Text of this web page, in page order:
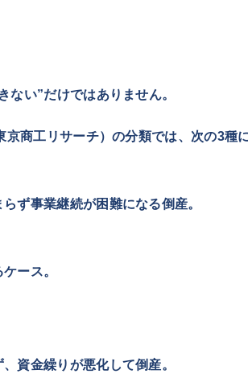
ない”だけではありません。
商工リサーチ）の分類では、次の3種
ず事業継続が困難になる倒産。
ース。
資金繰りが悪化して倒産。